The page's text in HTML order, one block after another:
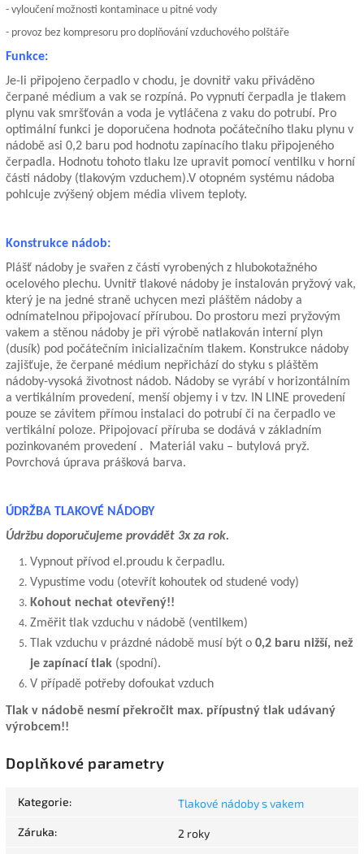
- vyloučení možnosti kontaminace u pitné vody
- provoz bez kompresoru pro doplňování vzduchového polštáře
Funkce:
Je-li připojeno čerpadlo v chodu, je dovnitř vaku přiváděno
čerpané médium a vak se rozpíná. Po vypnutí čerpadla je tlakem
plynu vak smršťován a voda je vytláčena z vaku do potrubí. Pro
optimální funkci je doporučena hodnota počátečního tlaku plynu v
nádobě asi 0,2 baru pod hodnotu zapínacího tlaku připojeného
čerpadla. Hodnotu tohoto tlaku lze upravit pomocí ventilku v horní
části nádoby (tlakovým vzduchem).V otopném systému nádoba
pohlcuje zvýšený objem média vlivem teploty.
Konstrukce nádob:
Plášť nádoby je svařen z částí vyrobených z hlubokotažného
ocelového plechu. Uvnitř tlakové nádoby je instalován pryžový vak,
který je na jedné straně uchycen mezi pláštěm nádoby a
odnímatelnou připojovací přírubou. Do prostoru mezi pryžovým
vakem a stěnou nádoby je při výrobě natlakován interní plyn
(dusík) pod počátečním inicializačním tlakem. Konstrukce nádoby
zajišťuje, že čerpané médium nepřichází do styku s pláštěm
nádoby-vysoká životnost nádob. Nádoby se vyrábí v horizontálním
a vertikálním provedení, menší objemy i v tzv. IN LINE provedení
pouze se závitem přímou instalaci do potrubí či na čerpadlo ve
vertikální poloze. Připojovací příruba se dodává v základním
pozinkovaném provedení . Materiál vaku – butylová pryž.
Povrchová úprava prášková barva.
ÚDRŽBA TLAKOVÉ NÁDOBY
Údržbu doporučujeme provádět 3x za rok.
Vypnout přívod el.proudu k čerpadlu.
Vypustíme vodu (otevřít kohoutek od studené vody)
Kohout nechat otevřený!!
Změřit tlak vzduchu v nádobě (ventilkem)
Tlak vzduchu v prázdné nádobě musí být o 0,2 baru nižší, než
je zapínací tlak (spodní).
V případě potřeby dofoukat vzduch
Tlak v nádobě nesmí překročit max. přípustný tlak udávaný
výrobcem!!
Doplňkové parametry
Kategorie: Tlakové nádoby s vakem
Záruka: 2 roky